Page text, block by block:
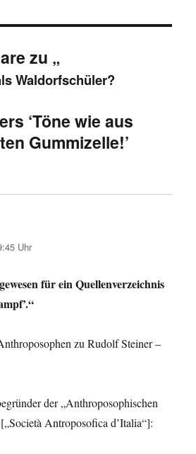
zu „
Waldorfschüler?
‘Töne wie aus
Gummizelle!’
Uhr
für ein Quellenverzeichnis
zu Rudolf Steiner –
der „Anthroposophischen
Antroposofica d’Italia“]: